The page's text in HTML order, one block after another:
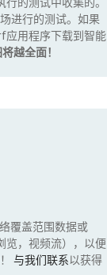
进行的测试。如果
应用程序下载到智能
越全面！
覆盖范围数据或
览，视频流），以便
与我们联系以获得